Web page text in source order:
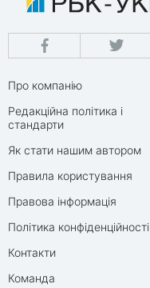
Про компанію
Редакційна політика і
стандарти
Як стати нашим автором
Правила користування
Правова інформація
Політика конфіденційності
Контакти
Команда